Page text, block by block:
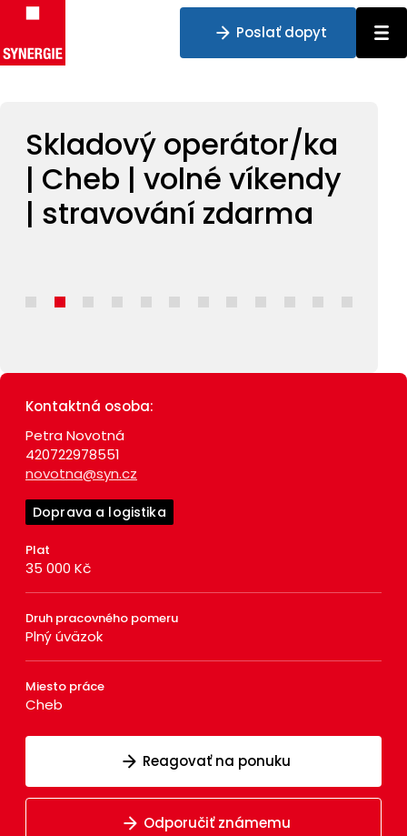
Poslať dopyt
Skladový operátor/ka
| Cheb | volné víkendy
| stravování zdarma
Kontaktná osoba:
Petra Novotná
420722978551
novotna@syn.cz
Doprava a logistika
Plat
35 000 Kč
Druh pracovného pomeru
Plný úväzok
Miesto práce
Cheb
Reagovať na ponuku
Odporučiť známemu